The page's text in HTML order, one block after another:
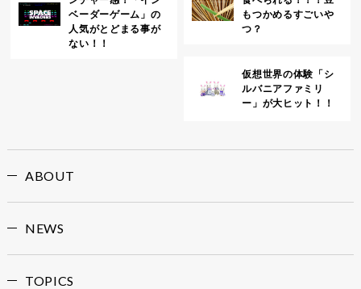
ベーダーゲーム」の
人気がとどまる事が
ない！！
もつかめるすごいや
つ？
仮想世界の体験「シ
ルバニアファミリ
ー」が大ヒット！！
ABOUT
NEWS
TOPICS